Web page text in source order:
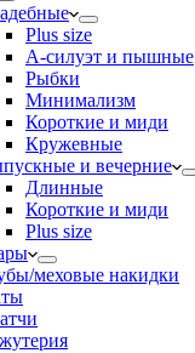
Plus size
А-силуэт и пышные
Рыбки
Минимализм
Короткие и миди
Кружевные
и вечерние
Длинные
Короткие и миди
Plus size
меховые накидки